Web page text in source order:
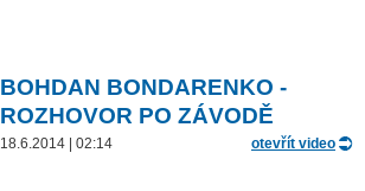
BOHDAN BONDARENKO -
ROZHOVOR PO ZÁVODĚ
18.6.2014 | 02:14 otevřít video